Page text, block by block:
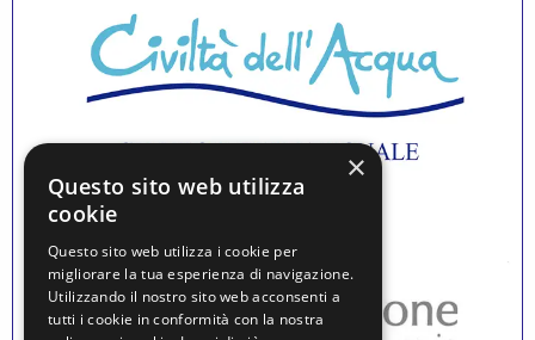
×
Questo sito web utilizza
cookie
Questo sito web utilizza i cookie per
migliorare la tua esperienza di navigazione.
Utilizzando il nostro sito web acconsenti a
tutti i cookie in conformità con la nostra